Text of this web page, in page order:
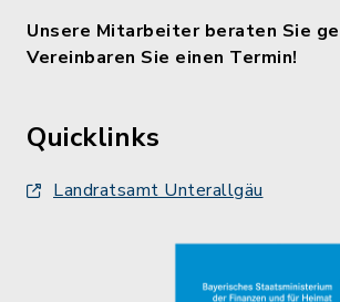
Unsere Mitarbeiter beraten Sie
Vereinbaren Sie einen Termin!
Quicklinks
Landratsamt Unterallgäu